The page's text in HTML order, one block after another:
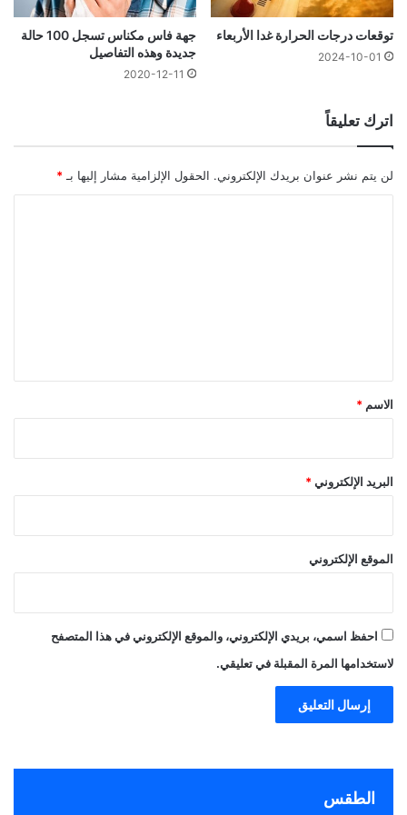
توقعات درجات الحرارة غدا الأربعاء
2024-10-01
جهة فاس مكناس تسجل 100 حالة
جديدة وهذه التفاصيل
2020-12-11
اترك تعليقاً
لن يتم نشر عنوان بريدك الإلكتروني. الحقول الإلزامية مشار إليها بـ *
*
الاسم *
البريد الإلكتروني *
الموقع الإلكتروني
احفظ اسمي، بريدي الإلكتروني، والموقع الإلكتروني في هذا المتصفح
لاستخدامها المرة المقبلة في تعليقي.
الطقس